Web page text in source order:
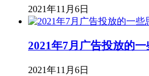
2021年11月6日
2021年7月广告投放的
2021年11月6日